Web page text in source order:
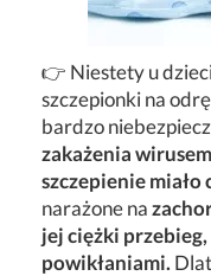
👉 Niestety u
szczepionki na
bardzo
zakażenia
szczepienie miało
narażone na
jej ciężki
powikłaniami.